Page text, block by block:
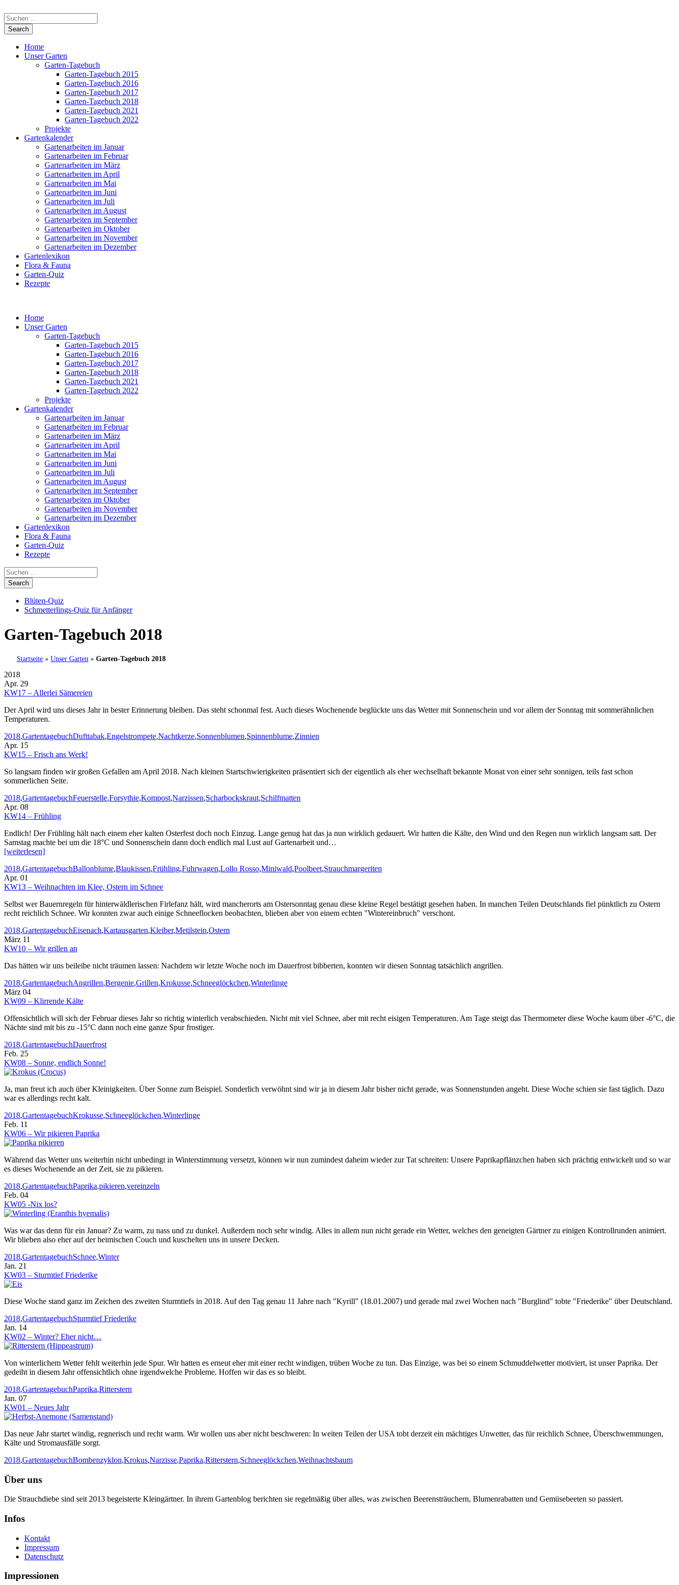
Home
Unser Garten
Garten-Tagebuch
Garten-Tagebuch 2015
Garten-Tagebuch 2016
Garten-Tagebuch 2017
Garten-Tagebuch 2018
Garten-Tagebuch 2021
Garten-Tagebuch 2022
Projekte
Gartenkalender
Gartenarbeiten im Januar
Gartenarbeiten im Februar
Gartenarbeiten im März
Gartenarbeiten im April
Gartenarbeiten im Mai
Gartenarbeiten im Juni
Gartenarbeiten im Juli
Gartenarbeiten im August
Gartenarbeiten im September
Gartenarbeiten im Oktober
Gartenarbeiten im November
Gartenarbeiten im Dezember
Gartenlexikon
Flora & Fauna
Garten-Quiz
Rezepte
Home
Unser Garten
Garten-Tagebuch
Garten-Tagebuch 2015
Garten-Tagebuch 2016
Garten-Tagebuch 2017
Garten-Tagebuch 2018
Garten-Tagebuch 2021
Garten-Tagebuch 2022
Projekte
Gartenkalender
Gartenarbeiten im Januar
Gartenarbeiten im Februar
Gartenarbeiten im März
Gartenarbeiten im April
Gartenarbeiten im Mai
Gartenarbeiten im Juni
Gartenarbeiten im Juli
Gartenarbeiten im August
Gartenarbeiten im September
Gartenarbeiten im Oktober
Gartenarbeiten im November
Gartenarbeiten im Dezember
Gartenlexikon
Flora & Fauna
Garten-Quiz
Rezepte
Blüten-Quiz
Schmetterlings-Quiz für Anfänger
Garten-Tagebuch 2018
Startseite » Unser Garten » Garten-Tagebuch 2018
2018
Apr. 29
KW17 – Allerlei Sämereien
Der April wird uns dieses Jahr in bester Erinnerung bleiben. Das steht schonmal fest. Auch dieses Wochenende beglückte uns das Wetter mit Sonnenschein und vor allem der Sonntag mit sommerähnlichen
Temperaturen.
Kategorien
2018,GartentagebuchStichworte
Dufttabak,Engelstrompete,Nachtkerze,Sonnenblumen,Spinnenblume,Zinnien
Apr. 15
KW15 – Frisch ans Werk!
So langsam finden wir großen Gefallen am April 2018. Nach kleinen Startschwierigkeiten präsentiert sich der eigentlich als eher wechselhaft bekannte Monat von einer sehr sonnigen, teils fast schon
sommerlichen Seite.
Kategorien
2018,GartentagebuchStichworte
Feuerstelle,Forsythie,Kompost,Narzissen,Scharbockskraut,Schilfmatten
Apr. 08
KW14 – Frühling
Endlich! Der Frühling hält nach einem eher kalten Osterfest doch noch Einzug. Lange genug hat das ja nun wirklich gedauert. Wir hatten die Kälte, den Wind und den Regen nun wirklich langsam satt. Der
Samstag machte bei um die 18°C und Sonnenschein dann doch endlich mal Lust auf Gartenarbeit und…
[weiterlesen]
Kategorien
2018,GartentagebuchStichworte
Ballonblume,Blaukissen,Frühling,Fuhrwagen,Lollo Rosso,Miniwald,Poolbeet,Strauchmargeriten
Apr. 01
KW13 – Weihnachten im Klee, Ostern im Schnee
Selbst wer Bauernregeln für hinterwäldlerischen Firlefanz hält, wird mancherorts am Ostersonntag genau diese kleine Regel bestätigt gesehen haben. In manchen Teilen Deutschlands fiel pünktlich zu Ostern
recht reichlich Schnee. Wir konnten zwar auch einige Schneeflocken beobachten, blieben aber von einem echten "Wintereinbruch" verschont.
Kategorien
2018,GartentagebuchStichworte
Eisenach,Kartausgarten,Kleiber,Metilstein,Ostern
März 11
KW10 – Wir grillen an
Das hätten wir uns beileibe nicht träumen lassen: Nachdem wir letzte Woche noch im Dauerfrost bibberten, konnten wir diesen Sonntag tatsächlich angrillen.
Kategorien
2018,GartentagebuchStichworte
Angrillen,Bergenie,Grillen,Krokusse,Schneeglöckchen,Winterlinge
März 04
KW09 – Klirrende Kälte
Offensichtlich will sich der Februar dieses Jahr so richtig winterlich verabschieden. Nicht mit viel Schnee, aber mit recht eisigen Temperaturen. Am Tage steigt das Thermometer diese Woche kaum über -6°C, die
Nächte sind mit bis zu -15°C dann noch eine ganze Spur frostiger.
Kategorien
2018,GartentagebuchStichworte
Dauerfrost
Feb. 25
KW08 – Sonne, endlich Sonne!
Ja, man freut ich auch über Kleinigkeiten. Über Sonne zum Beispiel. Sonderlich verwöhnt sind wir ja in diesem Jahr bisher nicht gerade, was Sonnenstunden angeht. Diese Woche schien sie fast täglich. Dazu
war es allerdings recht kalt.
Kategorien
2018,GartentagebuchStichworte
Krokusse,Schneeglöckchen,Winterlinge
Feb. 11
KW06 – Wir pikieren Paprika
Während das Wetter uns weiterhin nicht unbedingt in Winterstimmung versetzt, können wir nun zumindest daheim wieder zur Tat schreiten: Unsere Paprikapflänzchen haben sich prächtig entwickelt und so war
es dieses Wochenende an der Zeit, sie zu pikieren.
Kategorien
2018,GartentagebuchStichworte
Paprika,pikieren,vereinzeln
Feb. 04
KW05 -Nix los?
Was war das denn für ein Januar? Zu warm, zu nass und zu dunkel. Außerdem noch sehr windig. Alles in allem nun nicht gerade ein Wetter, welches den geneigten Gärtner zu einigen Kontrollrunden animiert.
Wir blieben also eher auf der heimischen Couch und kuschelten uns in unsere Decken.
Kategorien
2018,GartentagebuchStichworte
Schnee,Winter
Jan. 21
KW03 – Sturmtief Friederike
Diese Woche stand ganz im Zeichen des zweiten Sturmtiefs in 2018. Auf den Tag genau 11 Jahre nach "Kyrill" (18.01.2007) und gerade mal zwei Wochen nach "Burglind" tobte "Friederike" über Deutschland.
Kategorien
2018,GartentagebuchStichworte
Sturmtief Friederike
Jan. 14
KW02 – Winter? Eher nicht…
Von winterlichem Wetter fehlt weiterhin jede Spur. Wir hatten es erneut eher mit einer recht windigen, trüben Woche zu tun. Das Einzige, was bei so einem Schmuddelwetter motiviert, ist unser Paprika. Der
gedeiht in diesem Jahr offensichtlich ohne irgendwelche Probleme. Hoffen wir das es so bleibt.
Kategorien
2018,GartentagebuchStichworte
Paprika,Ritterstern
Jan. 07
KW01 – Neues Jahr
Das neue Jahr startet windig, regnerisch und recht warm. Wir wollen uns aber nicht beschweren: In weiten Teilen der USA tobt derzeit ein mächtiges Unwetter, das für reichlich Schnee, Überschwemmungen,
Kälte und Stromausfälle sorgt.
Kategorien
2018,GartentagebuchStichworte
Bombenzyklon,Krokus,Narzisse,Paprika,Ritterstern,Schneeglöckchen,Weihnachtsbaum
Über uns
Die Strauchdiebe sind seit 2013 begeisterte Kleingärtner. In ihrem Gartenblog berichten sie regelmäßig über alles, was zwischen Beerensträuchern, Blumenrabatten und Gemüsebeeten so passiert.
Infos
Kontakt
Impressum
Datenschutz
Impressionen